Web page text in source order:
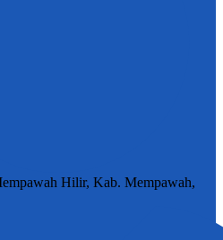
HILIR
Hilir, Kab. Mempawah,